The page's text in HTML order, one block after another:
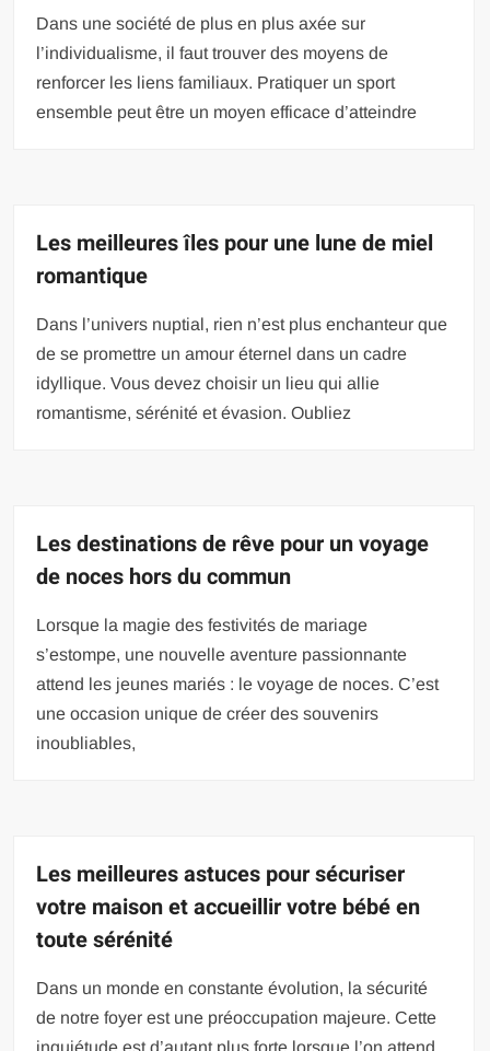
Dans une société de plus en plus axée sur
l’individualisme, il faut trouver des moyens de
renforcer les liens familiaux. Pratiquer un sport
ensemble peut être un moyen efficace d’atteindre
Les meilleures îles pour une lune de miel
romantique
Dans l’univers nuptial, rien n’est plus enchanteur que
de se promettre un amour éternel dans un cadre
idyllique. Vous devez choisir un lieu qui allie
romantisme, sérénité et évasion. Oubliez
Les destinations de rêve pour un voyage
de noces hors du commun
Lorsque la magie des festivités de mariage
s’estompe, une nouvelle aventure passionnante
attend les jeunes mariés : le voyage de noces. C’est
une occasion unique de créer des souvenirs
inoubliables,
Les meilleures astuces pour sécuriser
votre maison et accueillir votre bébé en
toute sérénité
Dans un monde en constante évolution, la sécurité
de notre foyer est une préoccupation majeure. Cette